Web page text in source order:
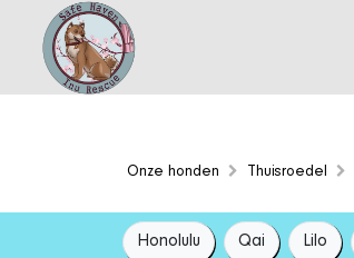
Onze honden Thuisroedel
Honolulu Qai Lilo